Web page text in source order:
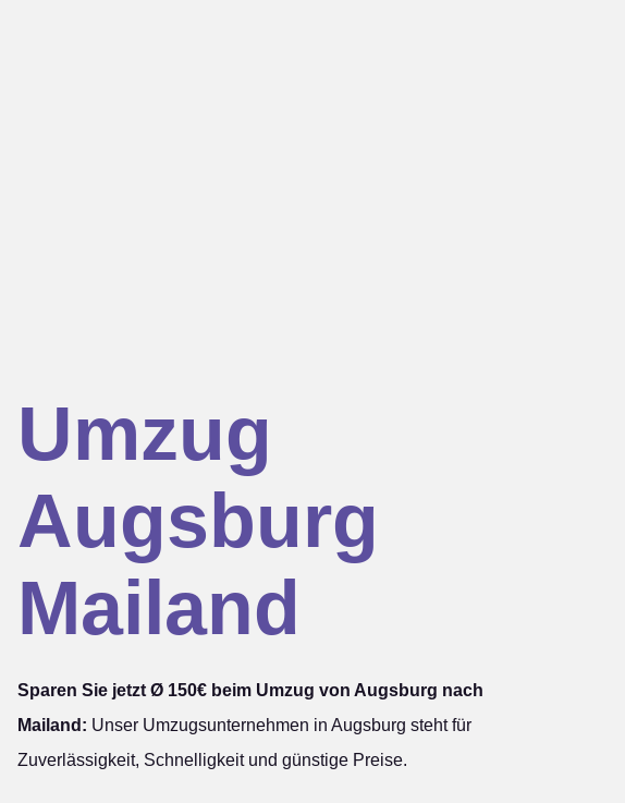
Umzug
Augsburg
Mailand
Sparen Sie jetzt Ø 150€ beim Umzug von Augsburg nach
Mailand: Unser Umzugsunternehmen in Augsburg steht für
Zuverlässigkeit, Schnelligkeit und günstige Preise.